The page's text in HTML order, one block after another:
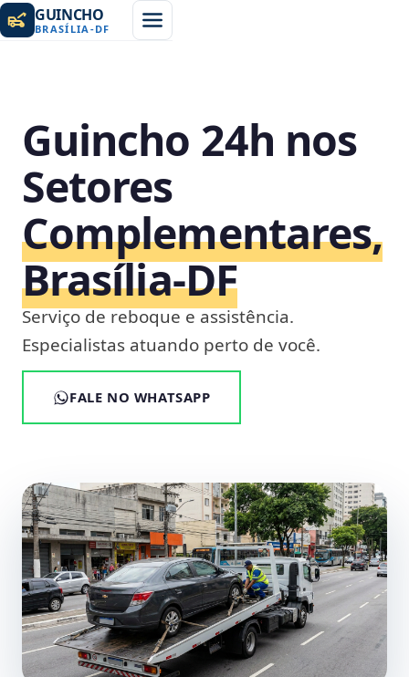
GUINCHO
BRASÍLIA -DF
Guincho 24h nos
Setores
Complementares,
Brasília‑DF
Serviço de reboque e assistência.
Especialistas atuando perto de você.
FALE NO WHATSAPP